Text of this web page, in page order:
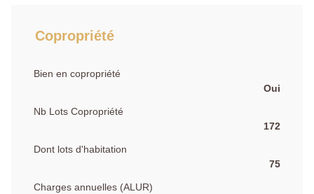
Copropriété
Bien en copropriété
Oui
Nb Lots Copropriété
172
Dont lots d'habitation
75
Charges annuelles (ALUR)